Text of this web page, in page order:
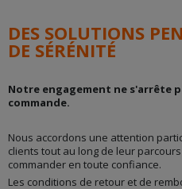
DES SOLUTIONS
DE SÉRÉNITÉ
Notre engagement ne s'arrête
commande.
Nous accordons une attention
clients tout au long de leur
commander en toute confiance.
Les conditions de retour et de